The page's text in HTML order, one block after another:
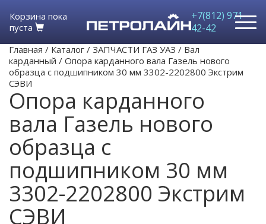
Корзина пока
пуста
+7(812) 971-
42-42
Главная / Каталог / ЗАПЧАСТИ ГАЗ УАЗ / Вал
карданный / Опора карданного вала Газель нового
образца с подшипником 30 мм 3302-2202800 Экстрим
СЭВИ
Опора карданного
вала Газель нового
образца с
подшипником 30 мм
3302-2202800 Экстрим
СЭВИ